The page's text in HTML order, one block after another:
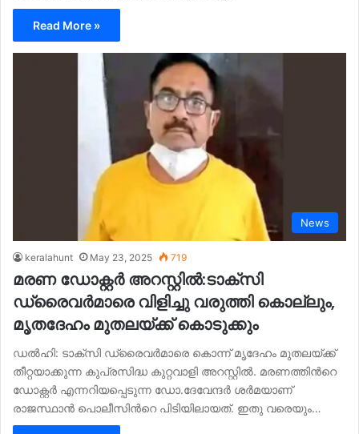
Read More »
News
keralahunt May 23, 2025 719
മരണ ഡോക്റ്റര്‍ അറസ്റ്റില്‍:ടാക്സി
ഡ്രൈവര്‍മാരെ വിളിച്ചു വരുത്തി കൊല്ലും,
മൃതദേഹം മുതലയ്ക്ക് കൊടുക്കും
ഡല്‍ഹി: ടാക്സി ഡ്രൈവർമാരെ കൊന്ന് മൃദേഹം മുതലയ്ക്ക്
തീറ്റയാക്കുന്ന കുപ്രസിദ്ധ കുറ്റവാളി അറസ്റ്റില്‍. മരണത്തിന്‍റെ
ഡോക്റ്റർ എന്നറിയപ്പെടുന്ന ഡോ.ദേവേന്ദർ ശർമയാണ്
രാജസ്ഥാൻ പൊലീസിന്‍റെ പിടിയിലായത്. ഇതു വരെയും…